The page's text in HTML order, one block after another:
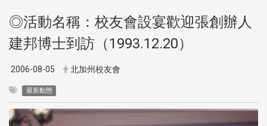
◎活動名稱：校友會設宴歡迎張創辦人
建邦博士到訪（1993.12.20）
2006-08-05 北加州校友會
最新動態